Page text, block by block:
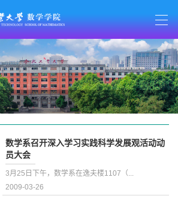
数学系召开深入学习实践科学发展观活动动
员大会
3月25日下午，数学系在逸夫楼1107（...
2009-03-26